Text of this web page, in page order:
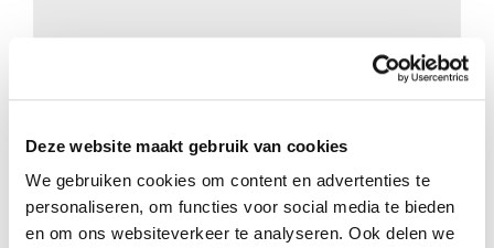
Deze website maakt gebruik van cookies
We gebruiken cookies om content en advertenties te
personaliseren, om functies voor social media te bieden
en om ons websiteverkeer te analyseren. Ook delen we
Rembrand & Margreet Rodenburg